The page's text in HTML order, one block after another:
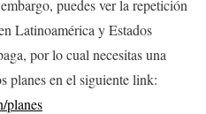
puedes ver la repetición
Latinoamérica y Estados
por lo cual necesitas una
planes en el siguiente link:
planes